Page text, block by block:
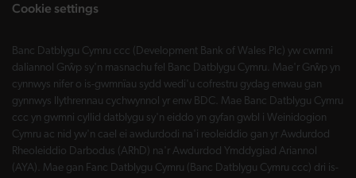
Cookie settings
Banc Datblygu Cymru ccc (Development Bank of Wales Plc) yw cwmni
daliannol Grŵp sy'n masnachu fel Banc Datblygu Cymru. Mae'r Grŵp yn
cynnwys nifer o is-gwmnïau sydd wedi'u cofrestru gydag enwau gan
gynnwys llythrennau cychwynnol yr enw BDC. Mae Banc Datblygu Cymru
ccc yn gwmni cyllid datblygu sy'n eiddo yn gyfan gwbl i Weinidogion
Cymru ac nid yw'n cael ei awdurdodi na'i reoleiddio gan yr Awdurdod
Rheoleiddio Darbodus (ARhD) na'r Awdurdod Ymddygiad Ariannol
(AYA). Mae gan Fanc Datblygu Cymru (Banc Datblygu Cymru ccc) dri is-